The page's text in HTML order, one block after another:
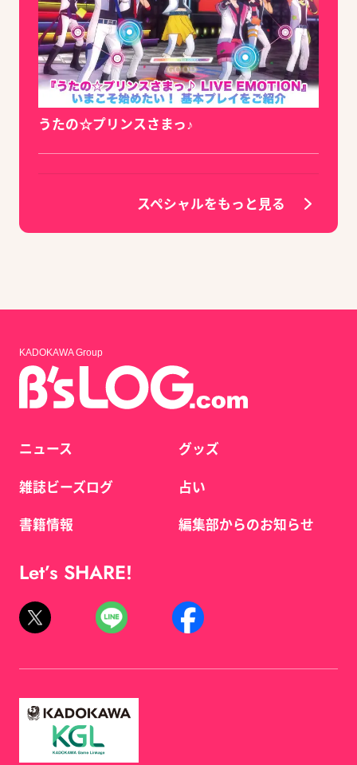
うたの☆プリンスさまっ♪
スペシャルをもっと見る
KADOKAWA Group
ニュース
雑誌ビーズログ
書籍情報
グッズ
占い
編集部からのお知らせ
Let’s SHARE!